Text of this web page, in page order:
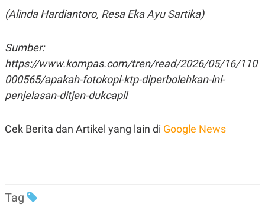
(Alinda Hardiantoro, Resa Eka Ayu Sartika)
Sumber:
https://www.kompas.com/tren/read/2026/05/16/110
000565/apakah-fotokopi-ktp-diperbolehkan-ini-
penjelasan-ditjen-dukcapil
Cek Berita dan Artikel yang lain di Google News
Tag